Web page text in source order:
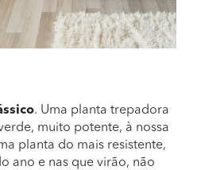
. Uma planta trepadora
muito potente, à nossa
planta do mais resistente,
ano e nas que virão, não